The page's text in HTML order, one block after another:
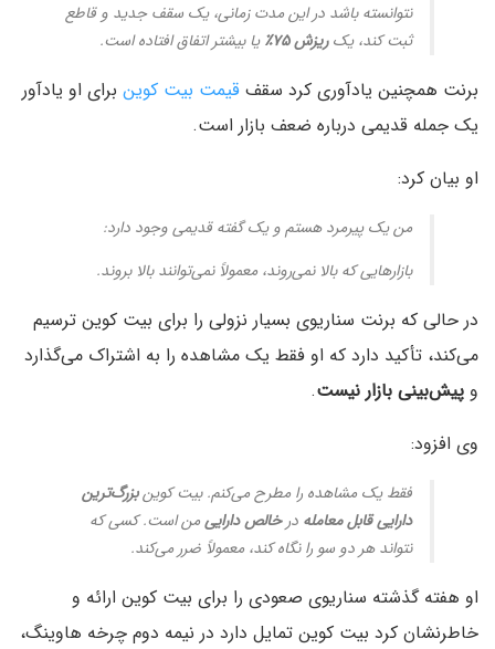
نتوانسته باشد در این مدت زمانی، یک سقف جدید و قاطع
ثبت کند، یکریزش ۷۵٪ یا بیشتر اتفاق افتاده است.
برنت همچنین یادآوری کرد سقف قیمت بیت کوین برای او یادآور
یک جمله قدیمی درباره ضعف بازار است.
او بیان کرد:
من یک پیرمرد هستم و یک گفته قدیمی وجود دارد:
بازارهایی که بالا نمی‌روند، معمولاً نمی‌توانند بالا بروند.
در حالی که برنت سناریوی بسیار نزولی را برای بیت کوین ترسیم
می‌کند، تأکید دارد که او فقط یک مشاهده را به اشتراک می‌گذارد
و پیش‌بینی بازار نیست.
وی افزود:
فقط یک مشاهده را مطرح می‌کنم. بیت کوینبزرگ‌ترین
دارایی قابل معامله درخالص داراییمن است. کسی که
نتواند هر دو سو را نگاه کند، معمولاً ضرر می‌کند.
او هفته گذشته سناریوی صعودی را برای بیت کوین ارائه و
خاطرنشان کرد بیت کوین تمایل دارد در نیمه دوم چرخه هاوینگ،